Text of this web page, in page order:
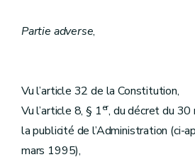
Partie adverse,
Vu l’article 32 de la Constitution,
Vu l’article 8, § 1er, du décret du
la publicité de l’Administration (ci-
mars 1995),